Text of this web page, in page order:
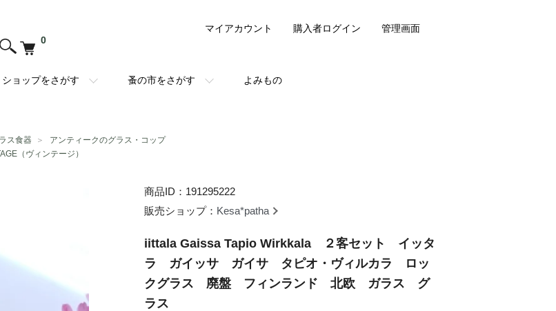
0
ショップをさがす 蚤の市をさがす よみもの
マイアカウント 購入者ログイン 管理画面
ス食器 ＞
アンティークのグラス・コップ
（ヴィンテージ）
商品ID：191295222
販売ショップ： Kesa*patha
iittala Gaissa Tapio Wirkkala ２客セット イッタ
ラ ガイッサ ガイサ タピオ・ヴィルカラ ロッ
クグラス 廃盤 フィンランド 北欧 ガラス グ
ラス